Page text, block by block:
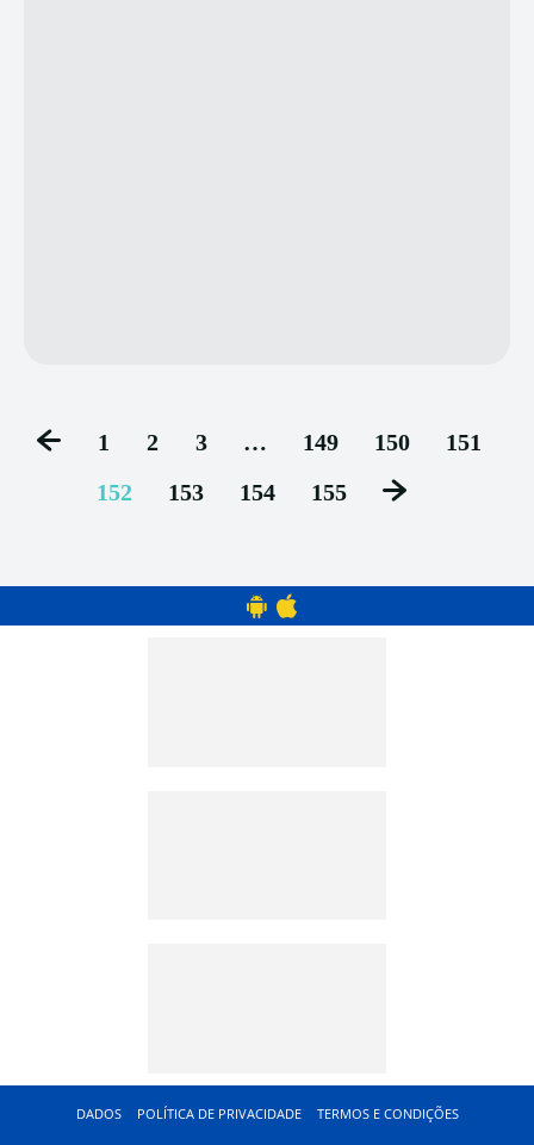
1 2 3 … 149 150
151
152
153 154 155
DADOS POLÍTICA DE PRIVACIDADE TERMOS E CONDIÇÕES